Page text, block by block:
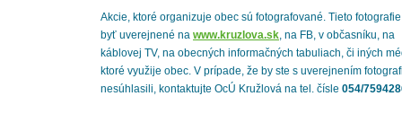
Akcie, ktoré organizuje obec sú fotografované. Tieto
byť uverejnené na www.kruzlova.sk, na FB, v občasníku, na
káblovej TV, na obecných informačných tabuliach, či iných
ktoré využije obec. V prípade, že by ste s uverejnením
nesúhlasili, kontaktujte OcÚ Kružlová na tel. čísle 054/